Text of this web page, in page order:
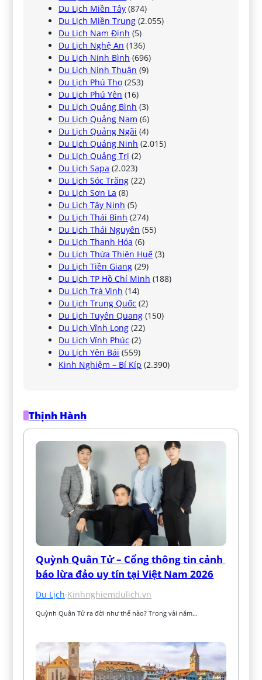
Du Lịch Miền Tây (874)
Du Lịch Miền Trung (2.055)
Du Lịch Nam Định (5)
Du Lịch Nghệ An (136)
Du Lịch Ninh Bình (696)
Du Lịch Ninh Thuận (9)
Du Lịch Phú Thọ (253)
Du Lịch Phú Yên (16)
Du Lịch Quảng Bình (3)
Du Lịch Quảng Nam (6)
Du Lịch Quảng Ngãi (4)
Du Lịch Quảng Ninh (2.015)
Du Lịch Quảng Trị (2)
Du Lịch Sapa (2.023)
Du Lịch Sóc Trăng (22)
Du Lịch Sơn La (8)
Du Lịch Tây Ninh (5)
Du Lịch Thái Bình (274)
Du Lịch Thái Nguyên (55)
Du Lịch Thanh Hóa (6)
Du Lịch Thừa Thiên Huế (3)
Du Lịch Tiền Giang (29)
Du Lịch TP Hồ Chí Minh (188)
Du Lịch Trà Vinh (14)
Du Lịch Trung Quốc (2)
Du Lịch Tuyên Quang (150)
Du Lịch Vĩnh Long (22)
Du Lịch Vĩnh Phúc (2)
Du Lịch Yên Bái (559)
Kinh Nghiệm – Bí Kíp (2.390)
Thịnh Hành
Quỳnh Quân Tử – Cổng thông tin cảnh
báo lừa đảo uy tín tại Việt Nam 2026
Du Lịch·Kinhnghiemdulich.vn
Quỳnh Quân Tử ra đời như thế nào? Trong vài năm…